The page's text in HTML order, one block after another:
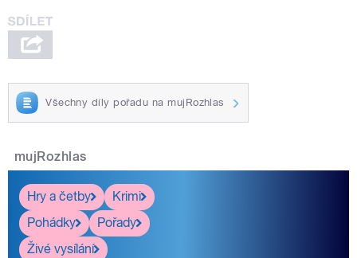
Všechny díly pořadu na mujRozhlas
mujRozhlas
Hry a četby
Krimi
Pohádky
Pořady
Živé vysílání